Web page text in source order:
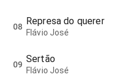
08 Represa do querer
Flávio José
09 Sertão
Flávio José